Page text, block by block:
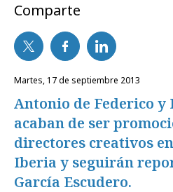
Comparte
martes, 17 de septiembre 2013
Antonio de Federico y
acaban de ser
directores creativos
Iberia y seguirán
García Escudero.